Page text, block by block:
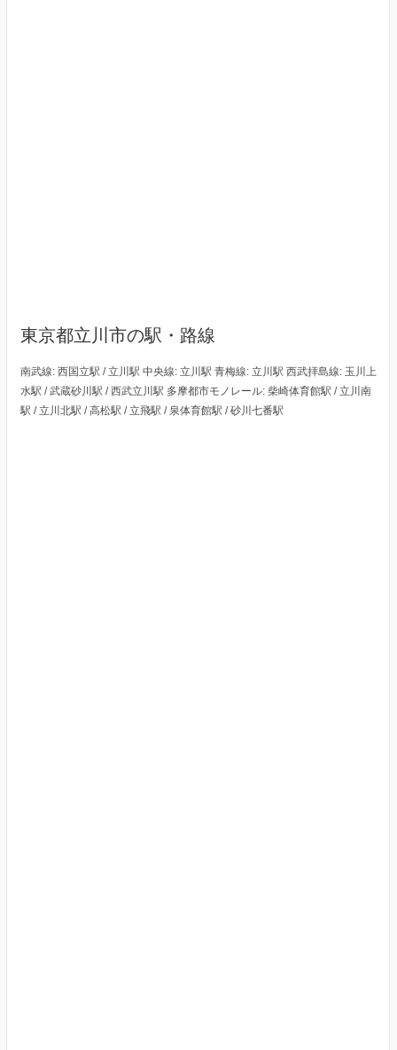
東京都立川市の駅・路線
南武線: 西国立駅 / 立川駅 中央線: 立川駅 青梅線: 立川駅 西武拝島線: 玉川上
水駅 / 武蔵砂川駅 / 西武立川駅 多摩都市モノレール: 柴崎体育館駅 / 立川南
駅 / 立川北駅 / 高松駅 / 立飛駅 / 泉体育館駅 / 砂川七番駅